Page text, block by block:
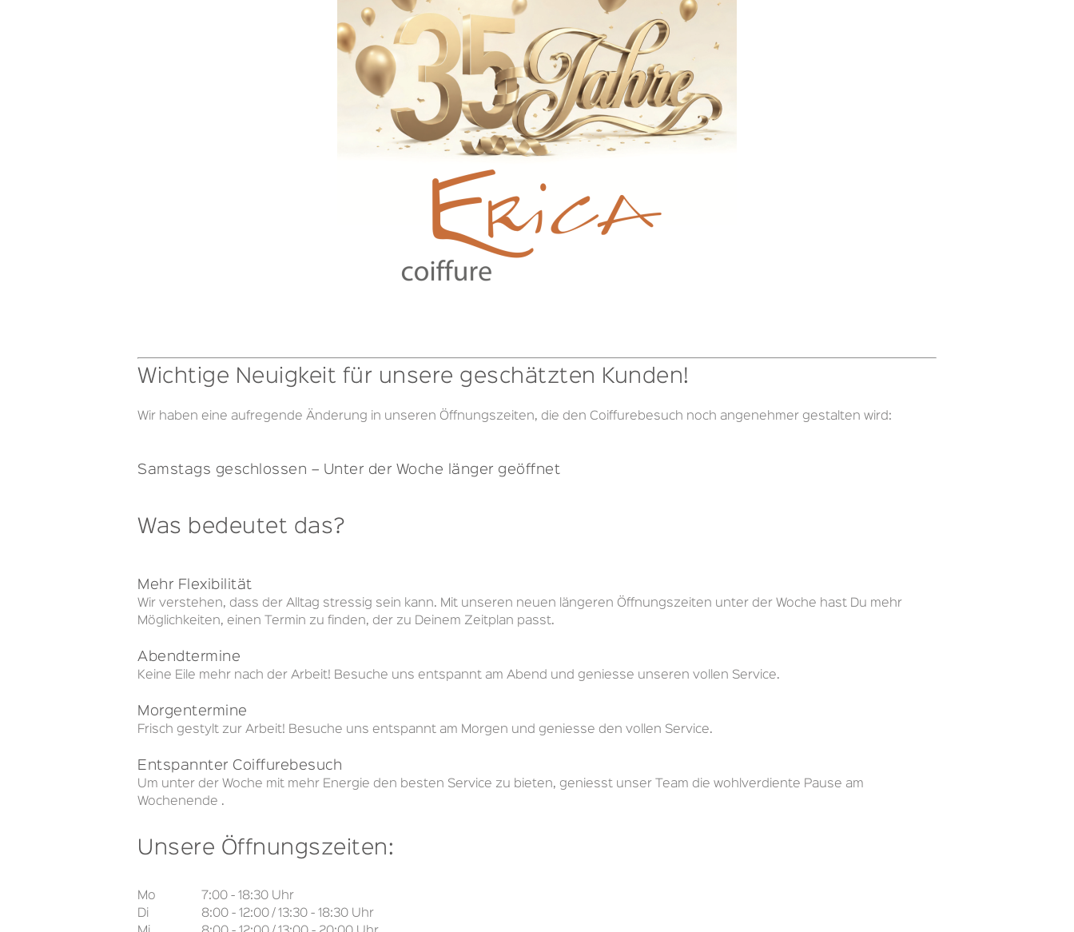
Wichtige Neuigkeit für unsere geschätzten Kunden!
Wir haben eine aufregende Änderung in unseren Öffnungszeiten, die den Coiffurebesuch noch angenehmer gestalten wird:
Samstags geschlossen – Unter der Woche länger geöffnet
Was bedeutet das?
Mehr Flexibilität
Wir verstehen, dass der Alltag stressig sein kann. Mit unseren neuen längeren Öffnungszeiten unter der Woche hast Du mehr
Möglichkeiten, einen Termin zu finden, der zu Deinem Zeitplan passt.
Abendtermine
Keine Eile mehr nach der Arbeit! Besuche uns entspannt am Abend und geniesse unseren vollen Service.
Morgentermine
Frisch gestylt zur Arbeit! Besuche uns entspannt am Morgen und geniesse den vollen Service.
Entspannter Coiffurebesuch
Um unter der Woche mit mehr Energie den besten Service zu bieten, geniesst unser Team die wohlverdiente Pause am
Wochenende .
Unsere Öffnungszeiten:
Mo
7:00 - 18:30 Uhr
Di
8:00 - 12:00 / 13:30 - 18:30 Uhr